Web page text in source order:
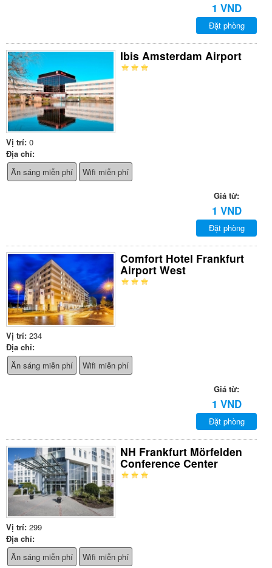
1 VND
Đặt phòng
Ibis Amsterdam Airport
Vị trí: 0
Địa chỉ:
Ăn sáng miễn phí
Wifi miễn phí
Giá từ:
1 VND
Đặt phòng
Comfort Hotel Frankfurt
Airport West
Vị trí: 234
Địa chỉ:
Ăn sáng miễn phí
Wifi miễn phí
Giá từ:
1 VND
Đặt phòng
NH Frankfurt Mörfelden
Conference Center
Vị trí: 299
Địa chỉ:
Ăn sáng miễn phí
Wifi miễn phí